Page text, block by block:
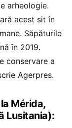
arheologie.
acest sit în
Săpăturile
în 2019.
conservare a
Agerpres.
Mérida,
Lusitania):